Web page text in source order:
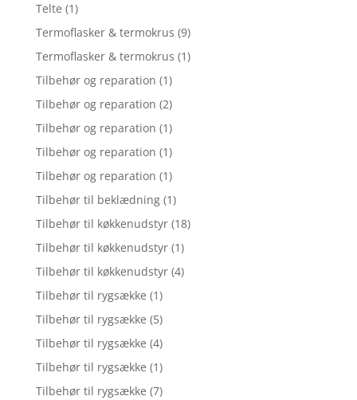
Telte (1)
Termoflasker & termokrus (9)
Termoflasker & termokrus (1)
Tilbehør og reparation (1)
Tilbehør og reparation (2)
Tilbehør og reparation (1)
Tilbehør og reparation (1)
Tilbehør og reparation (1)
Tilbehør til beklædning (1)
Tilbehør til køkkenudstyr (18)
Tilbehør til køkkenudstyr (1)
Tilbehør til køkkenudstyr (4)
Tilbehør til rygsække (1)
Tilbehør til rygsække (5)
Tilbehør til rygsække (4)
Tilbehør til rygsække (1)
Tilbehør til rygsække (7)